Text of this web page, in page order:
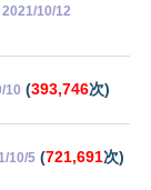
2021/10/12
10 (393,746次)
10/5 (721,691次)